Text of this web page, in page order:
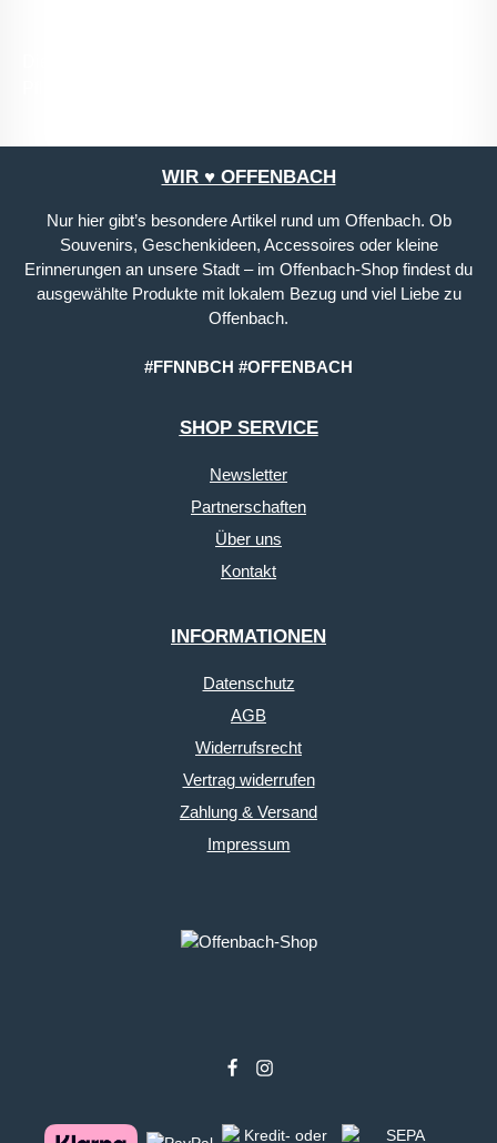
WIR ♥ OFFENBACH
Nur hier gibt’s besondere Artikel rund um Offenbach. Ob
Souvenirs, Geschenkideen, Accessoires oder kleine
Erinnerungen an unsere Stadt – im Offenbach-Shop findest du
ausgewählte Produkte mit lokalem Bezug und viel Liebe zu
Offenbach.
#FFNNBCH #OFFENBACH
SHOP SERVICE
Newsletter
Partnerschaften
Über uns
Kontakt
INFORMATIONEN
Datenschutz
AGB
Widerrufsrecht
Vertrag widerrufen
Zahlung & Versand
Impressum